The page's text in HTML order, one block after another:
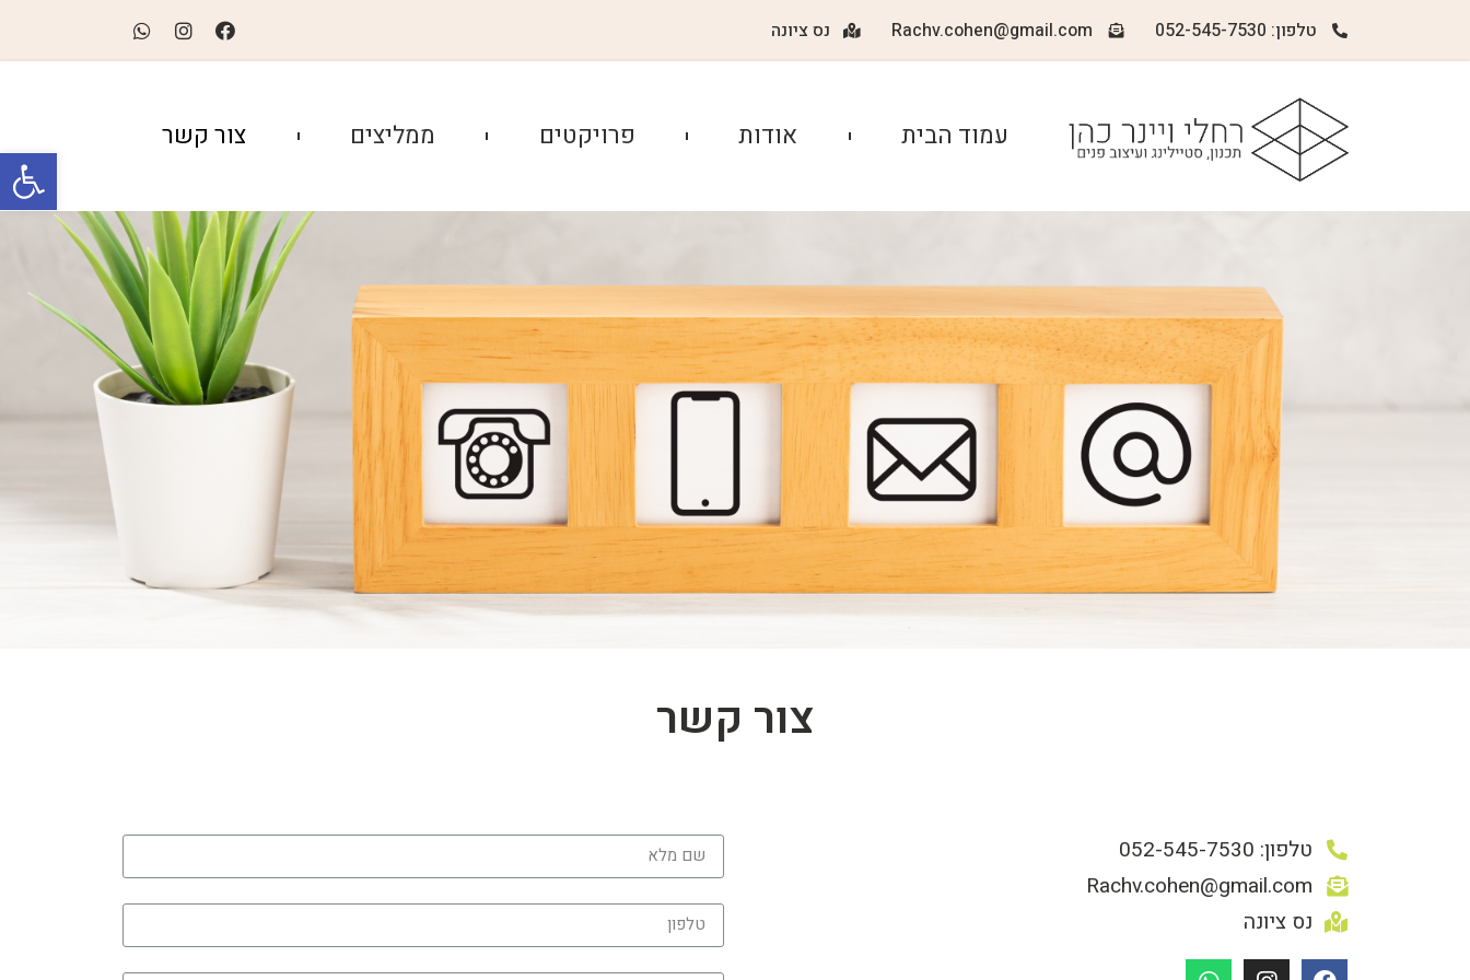
טלפון: 052-545-7530 Rachv.cohen@gmail.com נס ציונה
עמוד הבית אודות פרויקטים ממליצים צור קשר
צור קשר
טלפון: 052-545-7530
Rachv.cohen@gmail.com
נס ציונה